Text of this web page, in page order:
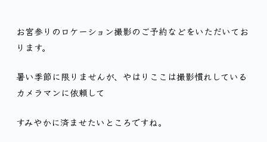
お宮参りのロケーション撮影のご予約などをいただいてお
ります。
暑い季節に限りませんが、やはりここは撮影慣れしている
カメラマンに依頼して
すみやかに済ませたいところですね。